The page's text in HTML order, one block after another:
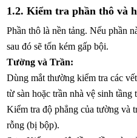
1.2. Kiểm tra phần thô và
Phần thô là nền tảng. Nếu phần
sau đó sẽ tốn kém gấp bội.
Tường và Trần:
Dùng mắt thường kiểm tra các
từ sàn hoặc trần nhà vệ sinh tầng
Kiểm tra độ phẳng của tường và
rỗng (bị bộp).